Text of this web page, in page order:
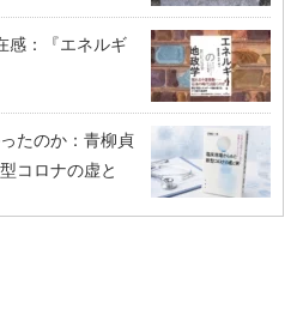
感：『エネルギ
たのか：青柳貞
コロナの虚と